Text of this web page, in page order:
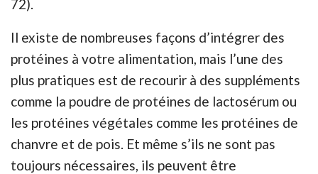
72).
Il existe de nombreuses façons d’intégrer des
protéines à votre alimentation, mais l’une des
plus pratiques est de recourir à des suppléments
comme la poudre de protéines de lactosérum ou
les protéines végétales comme les protéines de
chanvre et de pois. Et même s’ils ne sont pas
toujours nécessaires, ils peuvent être